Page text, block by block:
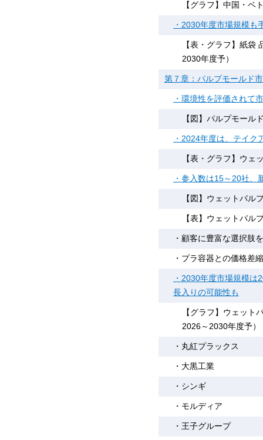
【グラフ】中国・ベ
・2030年度市場規模も
【表・グラフ】紙
2030年度予）
第７章：パルプモールド
・環境性を評価されて
【図】パルプモール
・2024年度は、テイ
【表・グラフ】ウ
・参入数は15～20社
【図】ウェットパル
【表】ウェットパル
・顧客に豊富な選択肢
・プラ容器との価格差
・2030年度市場規模
長入りの可能性も
【グラフ】ウェット
2026～2030年度予）
・丸紅プラックス
・大黒工業
・シンギ
・モルディア
・王子グループ